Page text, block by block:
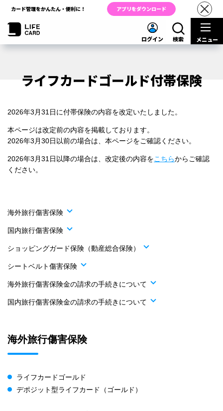
カード管理をかんたん・便利に！ アプリをダウンロード
ログイン 検索 メニュー
ライフカードゴールド付帯保険
2026年3月31日に付帯保険の内容を改定いたしました。
本ページは改定前の内容を掲載しております。
2026年3月30日以前の場合は、本ページをご確認ください。
2026年3月31日以降の場合は、改定後の内容をこちらからご確認
ください。
海外旅行傷害保険
国内旅行傷害保険
ショッピングガード保険（動産総合保険）
シートベルト傷害保険
海外旅行傷害保険金の請求の手続きについて
国内旅行傷害保険金の請求の手続きについて
海外旅行傷害保険
ライフカードゴールド
デポジット型ライフカード（ゴールド）